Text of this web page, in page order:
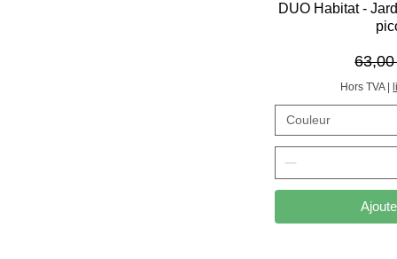
DUO Habitat -
Prix
Hors TVA|
Couleur